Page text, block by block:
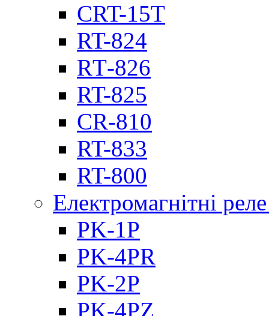
CRT-15T
RT-824
RТ-826
RT-825
CR-810
RT-833
RT-800
Електромагнітні
PK-1P
PK-4PR
PK-2Р
PK-4PZ